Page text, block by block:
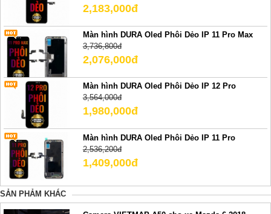
2,183,000đ
Màn hình DURA Oled Phôi Dẻo IP 11 Pro Max
3,736,800đ
2,076,000đ
Màn hình DURA Oled Phôi Dẻo IP 12 Pro
3,564,000đ
1,980,000đ
Màn hình DURA Oled Phôi Dẻo IP 11 Pro
2,536,200đ
1,409,000đ
SẢN PHẢM KHÁC